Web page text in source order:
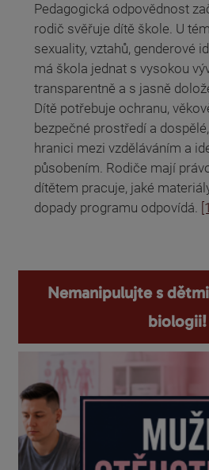
Pedagogická odpovědnost
rodič svěřuje dítě škole. U
sexuality, vztahů, genderové
má škola jednat s vysokou
transparentně a s jasně
Dítě potřebuje ochranu,
bezpečné prostředí a
hranici mezi vzděláváním a
působením. Rodiče mají
dítětem pracuje, jaké
dopady programu odpovídá. [1]
Nemanipulujte s
biologii!